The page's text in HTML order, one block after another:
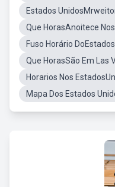
Estados
Que HorasAnoitece
Fuso Horário
Que HorasSão Em Las
Horarios Nos
Mapa Dos Estados